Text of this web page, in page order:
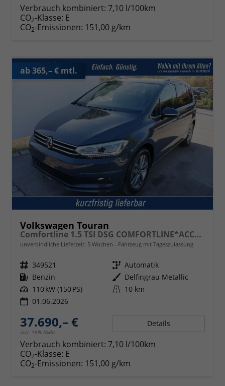
Verbrauch kombiniert: 7,10 l/100km
CO2-Klasse: E
CO2-Emissionen: 151,00 g/km
ab 365,– € mtl.
Volkswagen Touran
Comfortline 1.5 TSI DSG COMFORTLINE*ACC*LED*PDC*KAMERA*NAVI*SHZ* 7-SITZER 17-ZOLL
unverbindliche Lieferzeit: 5 Wochen Fahrzeug mit Tageszulassung
Fahrzeugnr. 349521 Getriebe Automatik
Kraftstoff Benzin Außenfarbe Delfingrau Metallic
Leistung 110 kW (150 PS) Kilometerstand 10 km
01.06.2026
37.690,– €
incl. 19% MwSt.
Details
Verbrauch kombiniert: 7,10 l/100km
CO2-Klasse: E
CO2-Emissionen: 151,00 g/km